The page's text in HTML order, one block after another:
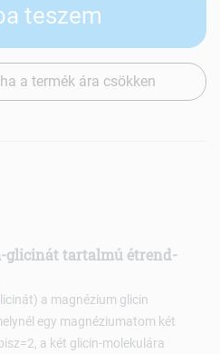
teszem
a termék ára csökken
glicinát tartalmú étrend-
a magnézium glicin
egy magnéziumatom két
a két glicin-molekulára